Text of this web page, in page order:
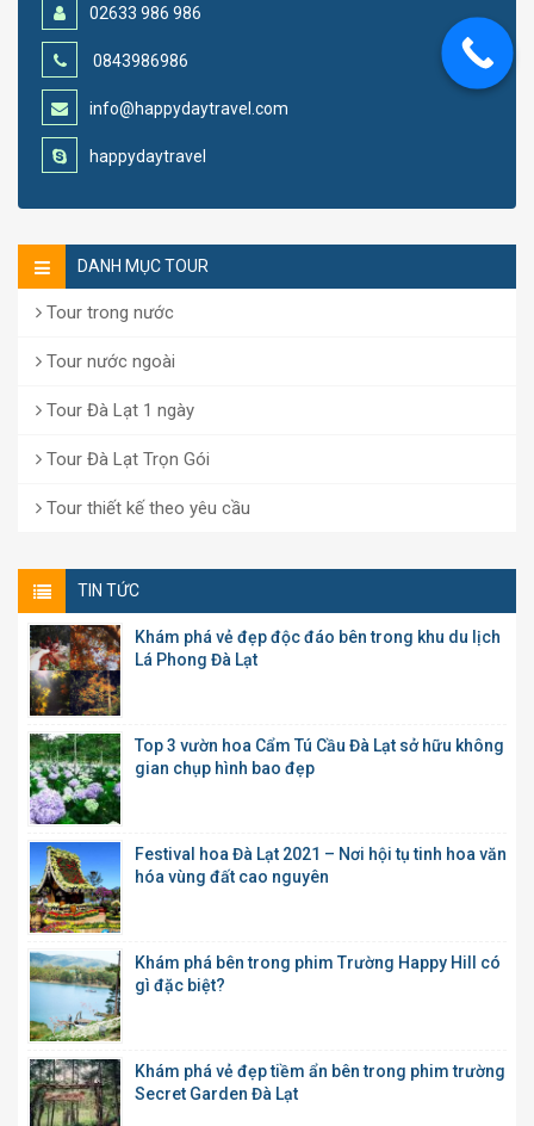
02633 986 986
0843986986
info@happydaytravel.com
happydaytravel
DANH MỤC TOUR
Tour trong nước
Tour nước ngoài
Tour Đà Lạt 1 ngày
Tour Đà Lạt Trọn Gói
Tour thiết kế theo yêu cầu
TIN TỨC
Khám phá vẻ đẹp độc đáo bên trong khu du lịch
Lá Phong Đà Lạt
Top 3 vườn hoa Cẩm Tú Cầu Đà Lạt sở hữu không
gian chụp hình bao đẹp
Festival hoa Đà Lạt 2021 – Nơi hội tụ tinh hoa văn
hóa vùng đất cao nguyên
Khám phá bên trong phim Trường Happy Hill có
gì đặc biệt?
Khám phá vẻ đẹp tiềm ẩn bên trong phim trường
Secret Garden Đà Lạt